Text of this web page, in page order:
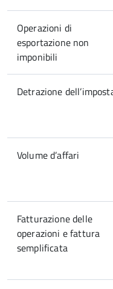
Operazioni di
esportazione non
imponibili
Detrazione
Volume d’affari
Fatturazione delle
operazioni e fattura
semplificata